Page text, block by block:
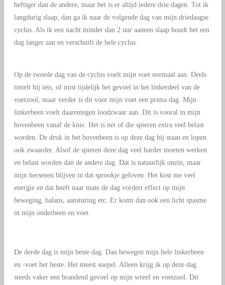
heftiger dan de andere, maar het is er altijd iedere drie dagen. Tot ik
langdurig slaap, dan ga ik naar de volgende dag van mijn driedaagse
cyclus. Als ik een nacht minder dan 2 uur aaneen slaap houdt het een
dag langer aan en verschuift de hele cyclus.
Op de tweede dag van de cyclus voelt mijn voet normaal aan. Deels
tintelt hij iets, of mist tijdelijk het gevoel in het linkerdeel van de
voetzool, maar verder is dit voor mijn voet een prima dag. Mijn
linkerbeen voelt daarentegen loodzwaar aan. Dit is vooral in mijn
bovenbeen vanaf de knie. Het is net of die spieren extra veel belast
worden. De druk in het bovenbeen is op deze dag bij staan en lopen
ook zwaarder. Alsof de spieren deze dag veel harder moeten werken
en belast worden dan de andere dag. Dat is natuurlijk onzin, maar
mijn hersenen blijven in dat sprookje geloven. Het kost me veel
energie en dat heeft naar mate de dag vordert effect op mijn
beweging, balans, aansturing etc. Er komt dan ook een licht spasme
in mijn onderbeen en voet.
De derde dag is mijn beste dag. Dan bewegen mijn hele linkerbeen
en -voet het beste. Het meest soepel. Alleen krijg ik op deze dag
steeds vaker een brandend gevoel op mijn wreef en voetzool. Dit